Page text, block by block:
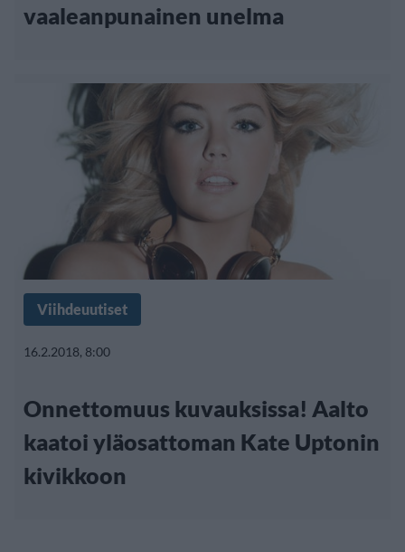
vaaleanpunainen unelma
Viihdeuutiset
16.2.2018, 8:00
Onnettomuus kuvauksissa! Aalto
kaatoi yläosattoman Kate Uptonin
kivikkoon